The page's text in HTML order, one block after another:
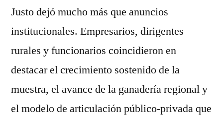
Justo dejó mucho más que anuncios
institucionales. Empresarios, dirigentes
rurales y funcionarios coincidieron en
destacar el crecimiento sostenido de la
muestra, el avance de la ganadería regional y
el modelo de articulación público-privada que